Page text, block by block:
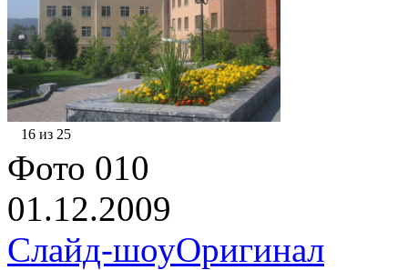
16 из 25
Фото 010
01.12.2009
Слайд-шоуОригинал